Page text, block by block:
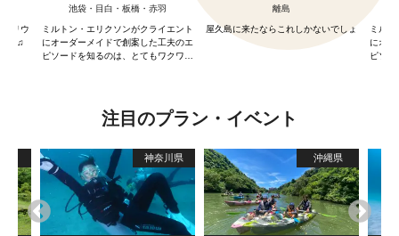
タリウ
う♫
池袋・目白・板橋・赤羽
ミルトン・エリクソンがクライエント
にオーダーメイドで創案した工夫のエ
ピソードを知るのは、とてもワクワク
離島
屋久島に来たならこれしかないでしょ
ミル
にオー
ピソー
注目のプラン・イベント
神奈川県 沖縄県